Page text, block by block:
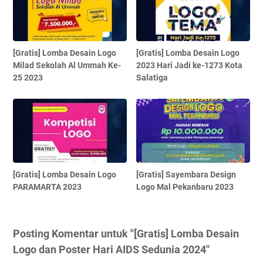
[Gratis] Lomba Desain Logo
Milad Sekolah Al Ummah Ke-
25 2023
[Gratis] Lomba Desain Logo
2023 Hari Jadi ke-1273 Kota
Salatiga
[Gratis] Lomba Desain Logo
PARAMARTA 2023
[Gratis] Sayembara Design
Logo Mal Pekanbaru 2023
Posting Komentar untuk "[Gratis] Lomba Desain
Logo dan Poster Hari AIDS Sedunia 2024"